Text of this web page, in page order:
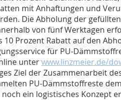
mit Anhaftungen und
Die Abholung der
von fünf Werktagen
10 Prozent Rabatt auf den
für PU-
unterwww.linzmeier.de/
Ziel der Zusammenarbeit
PU-Dämmstoffreste
ein logistisches Konzept